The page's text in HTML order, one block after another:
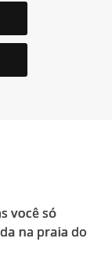
você só
na praia do